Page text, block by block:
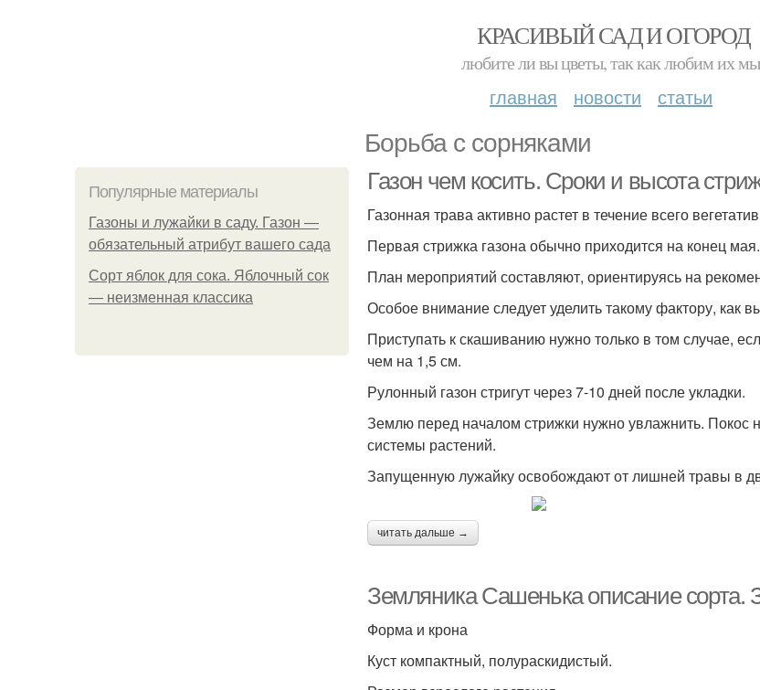
КРАСИВЫЙ САД И ОГОРОД
любите ли вы цветы, так как любим их
главная новости статьи
Борьба с сорняками
Популярные материалы
Газоны и лужайки в саду. Газон —
обязательный атрибут вашего сада
Сорт яблок для сока. Яблочный сок
— неизменная классика
Газон чем косить. Сроки и высота
Газонная трава активно растет в течение всего
Первая стрижка газона обычно приходится на конец мая.
План мероприятий составляют, ориентируясь на
Особое внимание следует уделить такому фактору, как
Приступать к скашиванию нужно только в том случае,
чем на 1,5 см.
Рулонный газон стригут через 7-10 дней после укладки.
Землю перед началом стрижки нужно увлажнить. Покос
системы растений.
Запущенную лужайку освобождают от лишней травы в
читать дальше →
Земляника Сашенька описание
Форма и крона
Куст компактный, полураскидистый.